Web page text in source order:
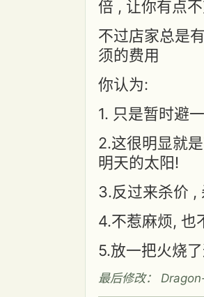
倍 , 让你有点
不过店家总是
须的费用
你认为:
1. 只是暂时避
2.这很明显就
明天的太阳!
3.反过来杀价 ,
4.不惹麻烦, 也
5.放一把火烧
最后修改：